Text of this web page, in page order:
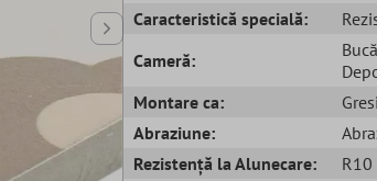
Caracteristică specială:
Cameră:
Montare ca:
Abraziune:
Rezistență la Alunecare:
R10